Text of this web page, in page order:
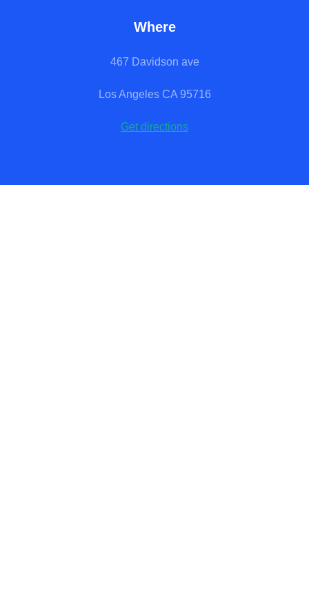
Where
467 Davidson ave
Los Angeles CA 95716
Get directions